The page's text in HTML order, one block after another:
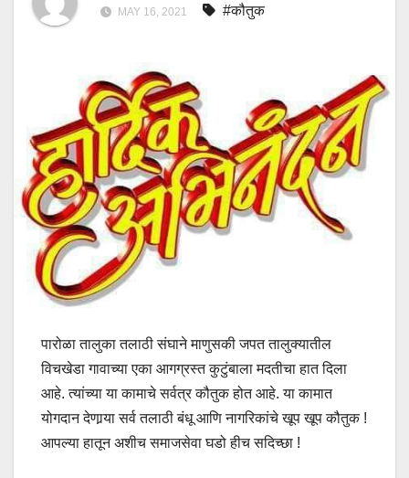
MAY 16, 2021 #कौतुक
पारोळा तालुका तलाठी संघाने माणुसकी जपत तालुक्यातील
विचखेडा गावाच्या एका आगग्रस्त कुटुंबाला मदतीचा हात दिला
आहे. त्यांच्या या कामाचे सर्वत्र कौतुक होत आहे. या कामात
योगदान देणार्‍या सर्व तलाठी बंधू आणि नागरिकांचे खूप खूप कौतुक !
आपल्या हातून अशीच समाजसेवा घडो हीच सदिच्छा !